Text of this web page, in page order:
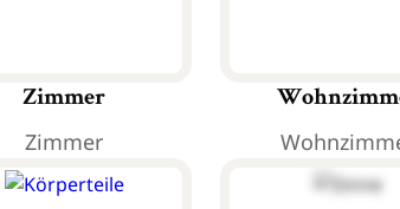
Zimmer
Zimmer